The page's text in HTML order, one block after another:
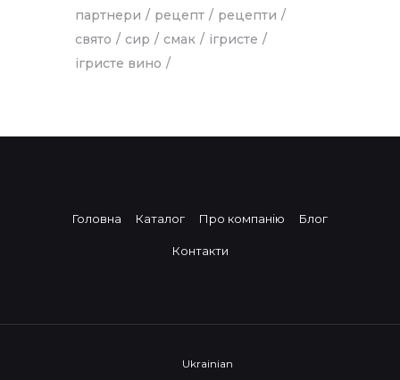
партнери
рецепт
рецепти
свято
сир смак
ігристе
ігристе вино
Головна Каталог Про компанію Блог
Контакти
Ukrainian